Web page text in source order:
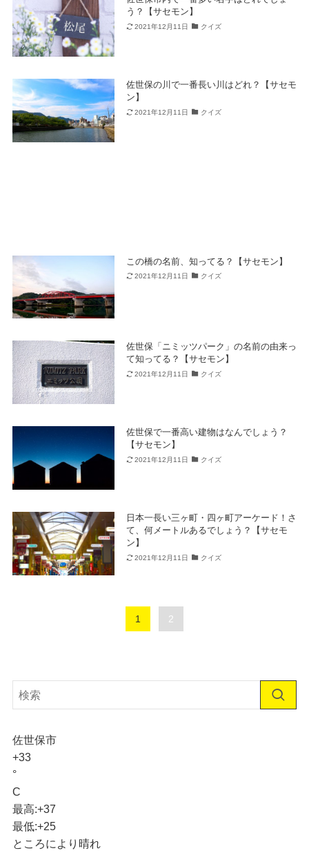
う？【サセモン】
2021年12月11日 クイズ
佐世保の川で一番長い川はどれ？【サセモ
ン】
2021年12月11日 クイズ
この橋の名前、知ってる？【サセモン】
2021年12月11日 クイズ
佐世保「ニミッツパーク」の名前の由来っ
て知ってる？【サセモン】
2021年12月11日 クイズ
佐世保で一番高い建物はなんでしょう？
【サセモン】
2021年12月11日 クイズ
日本一長い三ヶ町・四ヶ町アーケード！さ
て、何メートルあるでしょう？【サセモ
ン】
2021年12月11日 クイズ
1 2
佐世保市
+33
°
C
最高:+37
最低:+25
ところにより晴れ